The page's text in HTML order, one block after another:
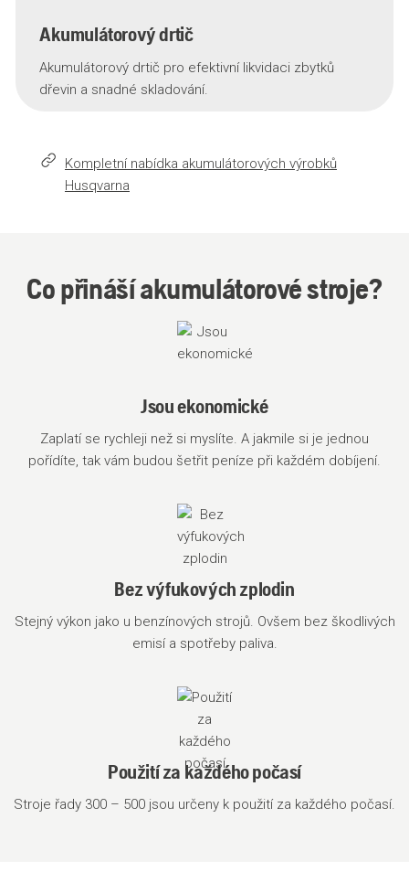
Akumulátorový drtič
Akumulátorový drtič pro efektivní likvidaci zbytků
dřevin a snadné skladování.
Kompletní nabídka akumulátorových výrobků
Husqvarna
Co přináší akumulátorové stroje?
Jsou ekonomické
Zaplatí se rychleji než si myslíte. A jakmile si je jednou
pořídíte, tak vám budou šetřit peníze při každém dobíjení.
Bez výfukových zplodin
Stejný výkon jako u benzínových strojů. Ovšem bez škodlivých
emisí a spotřeby paliva.
Použití za každého počasí
Stroje řady 300 – 500 jsou určeny k použití za každého počasí.